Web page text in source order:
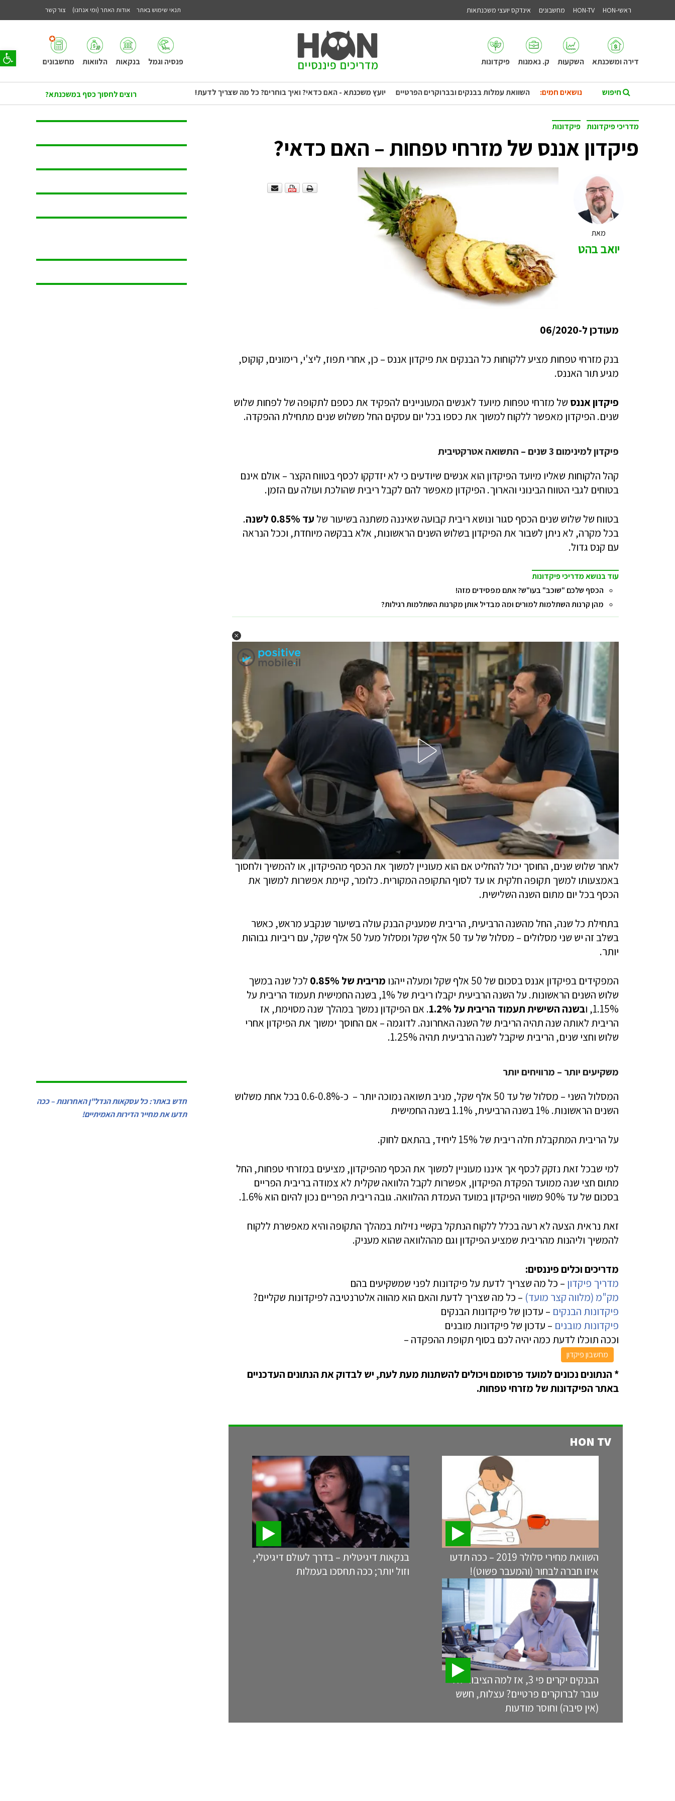
פתח
תנאי שימוש באתר אודות האתר (ומי אנחנו) צור קשר ראשי-HON HON-TV מחשבונים אינדקס יועצי משכנתאות
דירה ומשכנתא השקעות ק. נאמנות פיקדונות פנסיה וגמל בנקאות הלוואות מחשבונים
נושאים חמים: רוצים לחסוך כסף במשכנתא? השוואת עמלות בבנקים ובברוקרים הפרטיים יועץ משכנתא - האם כדאי? ואיך בוחרים? כל מה שצריך לדעת!
מדריכי פיקדונות פיקדונות
פיקדון אננס של מזרחי טפחות – האם כדאי?
מאת
יואב בהט
מעודכן ל-06/2020
בנק מזרחי טפחות מציע ללקוחות כל הבנקים את פיקדון אננס – כן, אחרי תפוז, ליצ'י, רימונים, קוקוס,
מגיע תור האננס.
פיקדון אננס של מזרחי טפחות מיועד לאנשים המעוניינים להפקיד את כספם לתקופה של לפחות שלוש
שנים. הפיקדון מאפשר ללקוח למשוך את כספו בכל יום עסקים החל משלוש שנים מתחילת ההפקדה.
פיקדון למינימום 3 שנים – התשואה אטרקטיבית
קהל הלקוחות שאליו מיועד הפיקדון הוא אנשים שיודעים כי לא יזדקקו לכסף בטווח הקצר – אולם אינם
בטוחים לגבי הטווח הבינוני והארוך. הפיקדון מאפשר להם לקבל ריבית שהולכת ועולה עם הזמן.
בטווח של שלוש שנים הכסף סגור ונושא ריבית קבועה שאיננה משתנה בשיעור של עד 0.85% לשנה
.
בכל מקרה, לא ניתן לשבור את הפיקדון בשלוש השנים הראשונות, אלא בבקשה מיוחדת, וככל הנראה
עם קנס גדול.
עוד בנושא מדריכי פיקדונות
הכסף שלכם "שוכב" בעו"ש? אתם מפסידים מזה!
מהן קרנות השתלמות למורים ומה מבדיל אותן מקרנות השתלמות רגילות?
לאחר שלוש שנים, החוסך יכול להחליט אם הוא מעוניין למשוך את הכסף מהפיקדון, או להמשיך ולחסוך
באמצעותו למשך תקופה חלקית או עד לסוף התקופה המקורית. כלומר, קיימת אפשרות למשוך את
הכסף בכל יום מתום השנה השלישית.
בתחילת כל שנה, החל מהשנה הרביעית, הריבית שמעניק הבנק עולה בשיעור שנקבע מראש, כאשר
בשלב זה יש שני מסלולים – מסלול של עד 50 אלף שקל ומסלול מעל 50 אלף שקל, עם ריביות גבוהות
יותר.
המפקידים בפיקדון אננס בסכום של 50 אלף שקל ומעלה ייהנו מריבית של 0.85%
לכל שנה במשך
שלוש השנים הראשונות. על השנה הרביעית יקבלו ריבית של 1%, בשנה החמישית תעמוד הריבית על
1.15%, ו בשנה השישית תעמוד הריבית על 1.2%
. אם הפיקדון נמשך במהלך שנה מסוימת, אז
הריבית לאותה שנה תהיה הריבית של השנה האחרונה. לדוגמה – אם החוסך ימשוך את הפיקדון אחרי
שלוש וחצי שנים, הריבית שיקבל לשנה הרביעית תהיה 1.25%.
משקיעים יותר – מרוויחים יותר
המסלול השני – מסלול של עד 50 אלף שקל, מניב תשואה נמוכה יותר – כ-0.6-0.8% בכל אחת משלוש
השנים הראשונות. 1% בשנה הרביעית, 1.1% בשנה החמישית
על הריבית המתקבלת חלה ריבית של 15% ליחיד, בהתאם לחוק.
למי שבכל זאת נזקק לכסף אך איננו מעוניין למשוך את הכסף מהפיקדון, מציעים במזרחי טפחות, החל
מתום חצי שנה ממועד הפקדת הפיקדון, אפשרות לקבל הלוואה שקלית לא צמודה בריבית הפריים
בסכום של עד 90% משווי הפיקדון במועד העמדת ההלוואה. גובה ריבית הפריים נכון להיום הוא 1.6%.
זאת נראית הצעה לא רעה בכלל ללקוח הנתקל בקשיי נזילות במהלך התקופה והיא מאפשרת ללקוח
להמשיך וליהנות מהריבית שמציע הפיקדון וגם מההלוואה שהוא מעניק.
מדריכים וכלים פיננסים:
מדריך פיקדון – כל מה שצריך לדעת על פיקדונות לפני שמשקיעים בהם
מק"מ (מלווה קצר מועד) – כל מה שצריך לדעת והאם הוא מהווה אלטרנטיבה לפיקדונות שקליים?
פיקדונות הבנקים – עדכון של פיקדונות הבנקים
פיקדונות מובנים – עדכון של פיקדונות מובנים
וככה תוכלו לדעת כמה יהיה לכם בסוף תקופת ההפקדה –
מחשבון פיקדון
* הנתונים נכונים למועד פרסומם ויכולים להשתנות מעת לעת, יש לבדוק את הנתונים העדכניים
באתר הפיקדונות של מזרחי טפחות.
HON TV
השוואת מחירי סלולר 2019 – ככה תדעו
איזו חברה לבחור (והמעבר פשוט)!
בנקאות דיגיטלית – בדרך לעולם דיגיטלי,
וזול יותר; ככה תחסכו בעמלות
הבנקים יקרים פי 3, אז למה הציבור לא
עובר לברוקרים פרטיים? עצלות, חשש
(אין סיבה) וחוסר מודעות
חדש באתר: כל עסקאות הנדל"ן האחרונות – ככה
תדעו את מחייר הדירות האמיתיים!